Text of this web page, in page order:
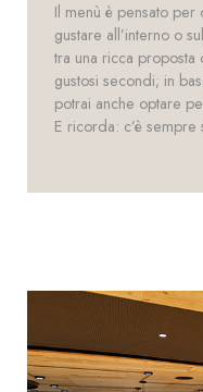
Il menù è pensato
gustare all’interno o
tra una ricca proposta
gustosi secondi; in
potrai anche optare
E ricorda: c’è